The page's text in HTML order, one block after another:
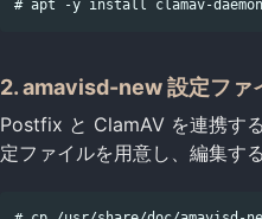
2. amavisd-new 設定ファ
Postfix と ClamAV を連携す
定ファイルを用意し、編集する